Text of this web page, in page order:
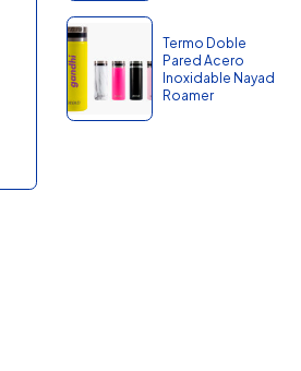
Termo Doble
Pared Acero
Inoxidable Nayad
Roamer